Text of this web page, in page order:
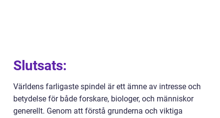
Slutsats:
Världens farligaste spindel är ett ämne av intresse och
betydelse för både forskare, biologer, och människor
generellt. Genom att förstå grunderna och viktiga